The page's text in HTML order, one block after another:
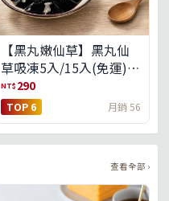
【黑丸嫩仙草】黑丸仙
草吸凍5入/15入(免運)
(預購中8/14出貨)
NT$ 290
TOP 6 月銷 56
查看全部 ›